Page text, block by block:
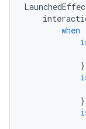
when
}
}